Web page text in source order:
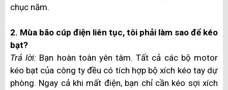
chục năm.
2. Mùa bão cúp điện liên tục, tôi phải làm sao để kéo
bạt?
Trả lời: Bạn hoàn toàn yên tâm. Tất cả các bộ motor
kéo bạt của công ty đều có tích hợp bộ xích kéo tay dự
phòng. Ngay cả khi mất điện, bạn chỉ cần kéo sợi xích